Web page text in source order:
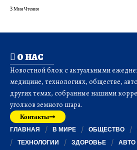
3 Мин Чтения
О НАС
Новостной блок с актуальными
медицине, технологиях, обществе,
других темах, собранные нашими
уголков земного шара.
Контакты
ГЛАВНАЯ В МИРЕ ОБЩЕСТВО
ТЕХНОЛОГИИ
ЗДОРОВЬЕ АВТО